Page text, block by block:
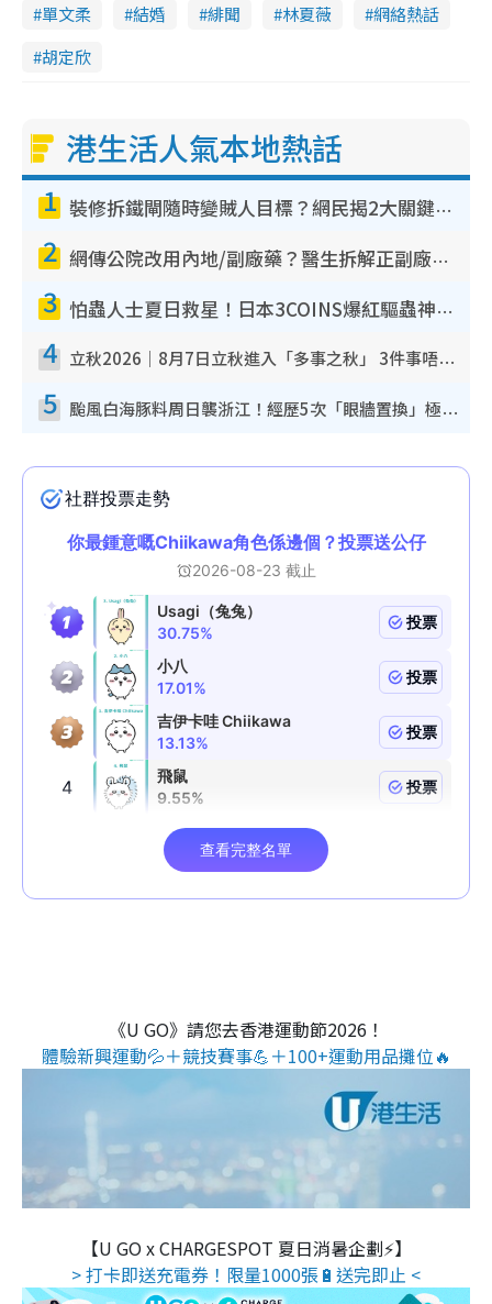
單文柔
結婚 緋聞 林夏薇
網絡熱話
胡定欣
港生活人氣本地熱話
1 裝修拆鐵閘隨時變賊人目標？網民揭2大關鍵用途：裝新式等於白裝？附新舊鐵閘分別
2 網傳公院改用內地/副廠藥？醫生拆解正副廠分別 揭4類人換藥隨時出事
3 怕蟲人士夏日救星！日本3COINS爆紅驅蟲神器$45起 1招「全程免觸碰」輕鬆搞定小強
4 立秋2026｜8月7日立秋進入「多事之秋」 3件事唔做得！專家教6招開運 清枱頭／銀包納氣接好運
5 颱風白海豚料周日襲浙江！經歷5次「眼牆置換」極罕見 成登陸內地最長途颱風
《U GO》請您去香港運動節2026！
體驗新興運動💦＋競技賽事💪＋100+運動用品攤位🔥
【U GO x CHARGESPOT 夏日消暑企劃⚡】
> 打卡即送充電券！限量1000張🔋送完即止 <